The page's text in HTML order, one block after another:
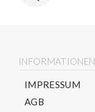
INFORMATIONEN
IMPRESSUM
AGB